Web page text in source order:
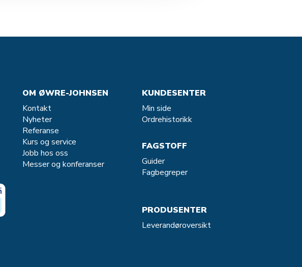
OM ØWRE-JOHNSEN
Kontakt
Nyheter
Referanse
Kurs og service
Jobb hos oss
Messer og konferanser
KUNDESENTER
Min side
Ordrehistorikk
FAGSTOFF
Guider
Fagbegreper
PRODUSENTER
Leverandøroversikt